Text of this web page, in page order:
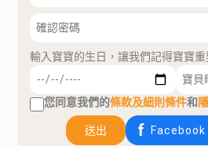
輸入寶寶的生日，讓我們記得寶寶重
您同意我們的條款及細則條件和
送出 Facebook